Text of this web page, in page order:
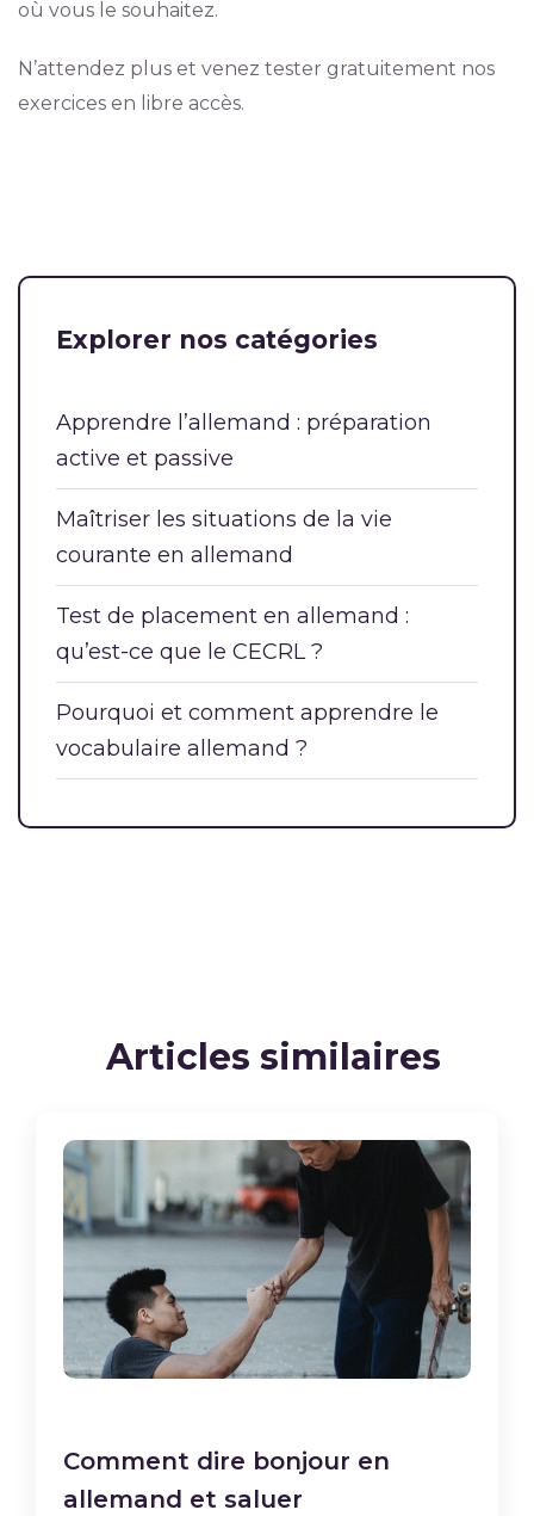
où vous le souhaitez.
N’attendez plus et venez tester gratuitement nos
exercices en libre accès.
Explorer nos catégories
Apprendre l’allemand : préparation
active et passive
Maîtriser les situations de la vie
courante en allemand
Test de placement en allemand :
qu’est-ce que le CECRL ?
Pourquoi et comment apprendre le
vocabulaire allemand ?
Articles similaires
Comment dire bonjour en
allemand et saluer